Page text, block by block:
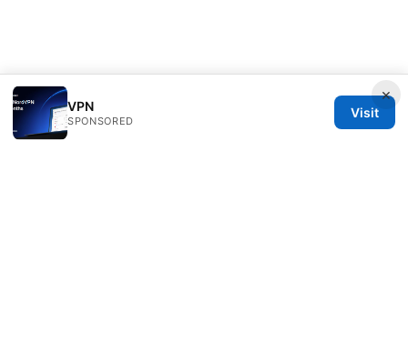
×
VPN
SPONSORED
Visit